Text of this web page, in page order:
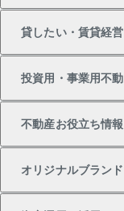
新築・分譲マン
中古マンションの
マンションの売却
一戸建ての売却・
借りたいTOP
物件を借りる
貸したい・賃貸経営
貸したいTOP
投資用・事業用不
不動産お役立ち情報
オリジナルブランド